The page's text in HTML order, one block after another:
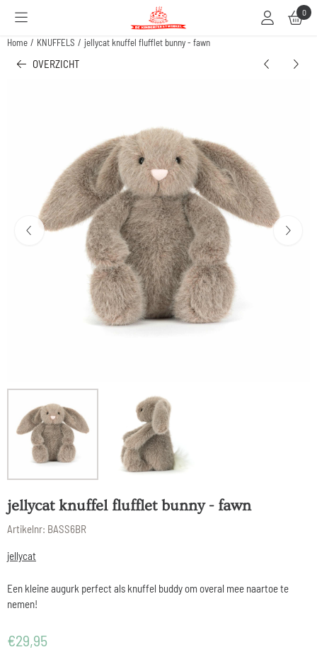
Cookievoorkeuren zijn beschikbaar. Kies instellingen of sta alle cookies toe.0
Home / KNUFFELS / jellycat knuffel flufflet bunny - fawn
OVERZICHT
jellycat knuffel flufflet bunny - fawn
Artikelnr: BASS6BR
jellycat
Een kleine augurk perfect als knuffel buddy om overal mee naartoe te
nemen!
€29,95